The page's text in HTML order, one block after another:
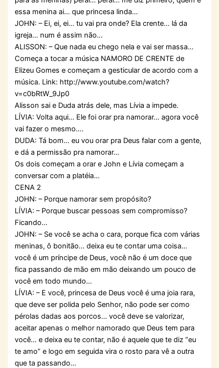
essa menina ai… que princesa linda…
JOHN: – Ei, ei, ei… tu vai pra onde? Ela crente… lá da
igreja… num é assim não…
ALISSON: – Que nada eu chego nela e vai ser massa…
Começa a tocar a música NAMORO DE CRENTE de
Elizeu Gomes e começam a gesticular de acordo com a
música. Link: http://www.youtube.com/watch?
v=c0bRtW_9Jp0
Alisson sai e Duda atrás dele, mas Lívia a impede.
LÍVIA: Volta aqui… Ele foi orar pra namorar… agora você
vai fazer o mesmo….
DUDA: Tá bom… eu vou orar pra Deus falar com a gente,
e dá a permissão pra namorar…
Os dois começam a orar e John e Lívia começam a
conversar com a platéia…
CENA 2
JOHN: – Porque namorar sem propósito?
LÍVIA: – Porque buscar pessoas sem compromisso?
Ficando…
JOHN: – Se você se acha o cara, porque fica com várias
meninas, ô bonitão… deixa eu te contar uma coisa…
você é um príncipe de Deus, você não é um doce que
fica passando de mão em mão deixando um pouco de
você em todo mundo…
LÍVIA: – E você, princesa de Deus você é uma joia rara,
que deve ser polida pelo Senhor, não pode ser como
pérolas dadas aos porcos… você deve se valorizar,
aceitar apenas o melhor namorado que Deus tem para
você… e deixa eu te contar, não é aquele que te diz “eu
te amo” e logo em seguida vira o rosto para vê a outra
que ta passando…